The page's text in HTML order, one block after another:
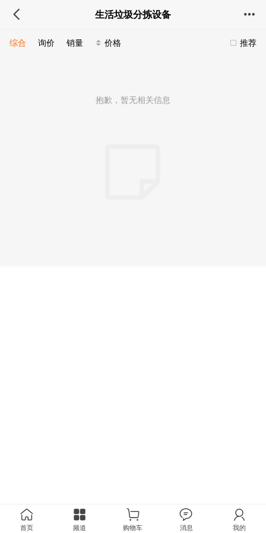
生活垃圾分拣设备
推荐
综合 询价 销量 价格
抱歉，暂无相关信息
首页 频道 购物车 消息 我的